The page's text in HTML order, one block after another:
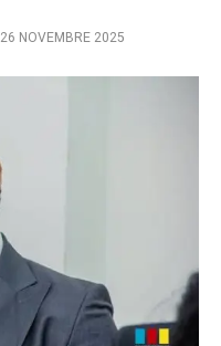
26 NOVEMBRE 2025